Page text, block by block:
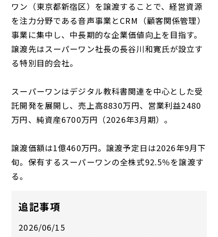
ワン（東京都新宿区）を譲渡することで、経営資源
を注力分野である音声事業とCRM（顧客関係管理）
事業に集中し、中長期的な企業価値向上を目指す。
譲渡先はスーパーワン社長の長谷川和寛氏が設立す
る特別目的会社。
スーパーワンはデジタル教科書関連を中心とした受
託開発を展開し、売上高8830万円、営業利益2480
万円、純資産6700万円（2026年3月期）。
譲渡価額は1億460万円。譲渡予定日は2026年9月下
旬。保有するスーパーワンの全株式92.5％を譲渡す
る。
追記事項
2026/06/15